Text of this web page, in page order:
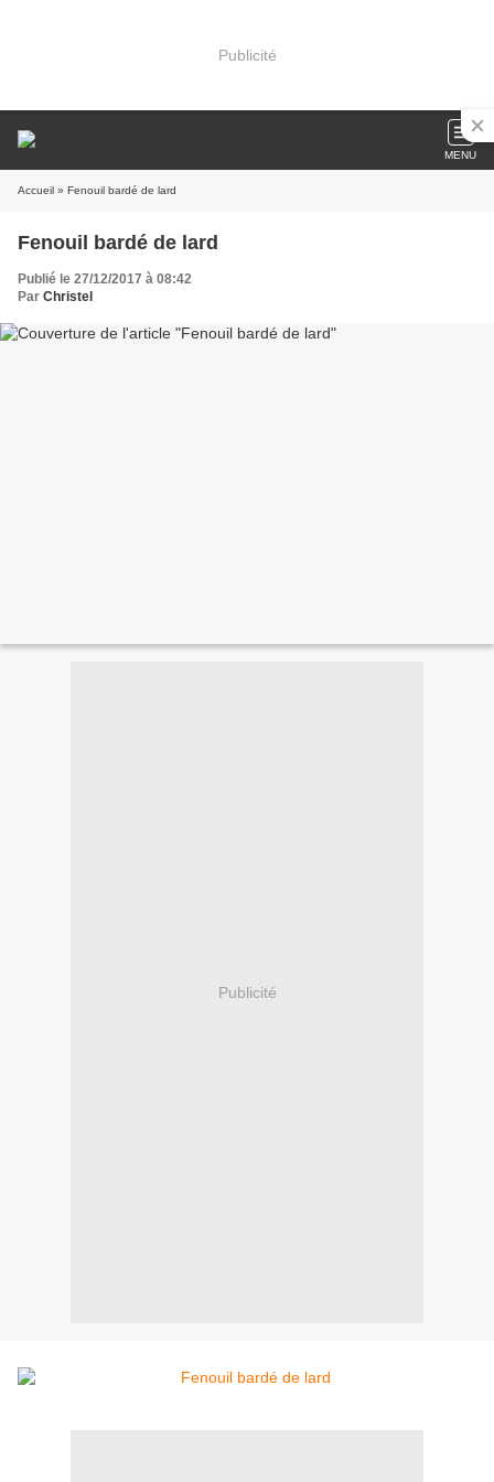
Publicité
MENU
Accueil » Fenouil bardé de lard
Fenouil bardé de lard
Publié le 27/12/2017 à 08:42
Par Christel
Publicité